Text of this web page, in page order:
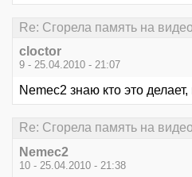
Re: Сгорела память на
cloctor
9 - 25.04.2010 - 21:07
Nemec2 знаю кто это
Re: Сгорела память на
Nemec2
10 - 25.04.2010 - 21:38